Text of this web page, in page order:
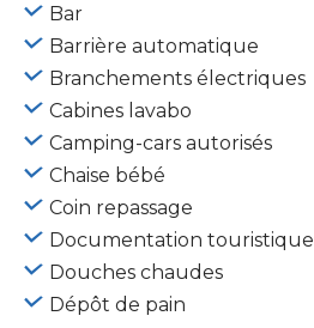
Bar
Barrière automatique
Branchements électriques
Cabines lavabo
Camping-cars autorisés
Chaise bébé
Coin repassage
Documentation touristique
Douches chaudes
Dépôt de pain